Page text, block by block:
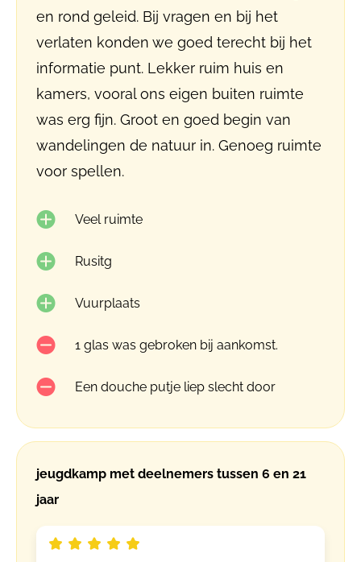
en rond geleid. Bij vragen en bij het
verlaten konden we goed terecht bij het
informatie punt. Lekker ruim huis en
kamers, vooral ons eigen buiten ruimte
was erg fijn. Groot en goed begin van
wandelingen de natuur in. Genoeg ruimte
voor spellen.
Veel ruimte
Rusitg
Vuurplaats
1 glas was gebroken bij aankomst.
Een douche putje liep slecht door
jeugdkamp met deelnemers tussen 6 en 21
jaar